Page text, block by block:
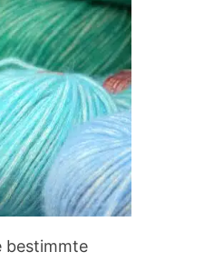
bestimmte